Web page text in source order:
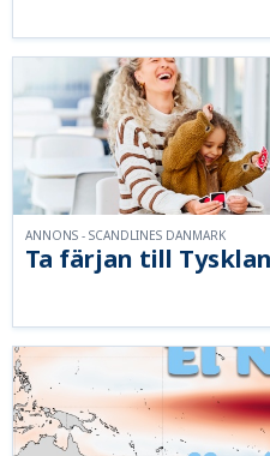
Ta färjan till
ANNONS - SCANDLINES DANMARK